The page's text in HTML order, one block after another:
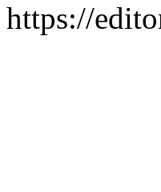
https://